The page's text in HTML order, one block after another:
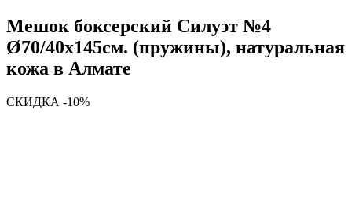
Мешок боксерский Силуэт №4
Ø70/40х145см. (пружины), натуральная
кожа в Алмате
СКИДКА -10%